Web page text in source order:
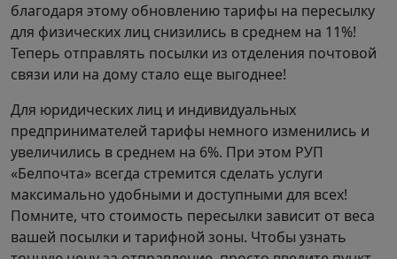
благодаря этому обновлению тарифы на пересылку
для физических лиц снизились в среднем на 11%!
Теперь отправлять посылки из отделения почтовой
связи или на дому стало еще выгоднее!
Для юридических лиц и индивидуальных
предпринимателей тарифы немного изменились и
увеличились в среднем на 6%. При этом РУП
«Белпочта» всегда стремится сделать услуги
максимально удобными и доступными для всех!
Помните, что стоимость пересылки зависит от веса
вашей посылки и тарифной зоны. Чтобы узнать